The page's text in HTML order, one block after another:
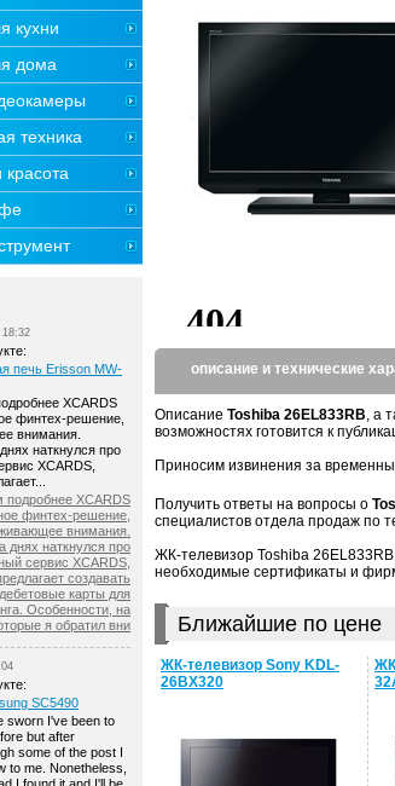
описание и технические
Описание Toshiba 26EL833RB, а
возможностях готовится к
Приносим извинения за
Получить ответы на вопросы о
специалистов отдела продаж по
ЖК-телевизор Toshiba
необходимые сертификаты и
Ближайшие по цене
ЖК-телевизор Sony KDL-
26BX320
кухни
дома
техника
печь Erisson MW-
XCARDS
финтех-решение,
внимания.
наткнулся про
XCARDS,
подробнее XCARDS
финтех-решение,
внимания.
днях наткнулся про
сервис XCARDS,
создавать
карты для
Особенности, на
я обратил вни
SC5490
sworn I've been to
but after
some of the post I
to me. Nonetheless,